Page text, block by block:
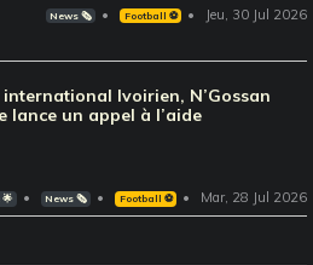
News 🗞️ Football ⚽️ Jeu, 30 Jul 2026
Ivoirien, N’Gossan
lance un appel à l’aide
News 🗞️ Football ⚽️ Mar, 28 Jul 2026